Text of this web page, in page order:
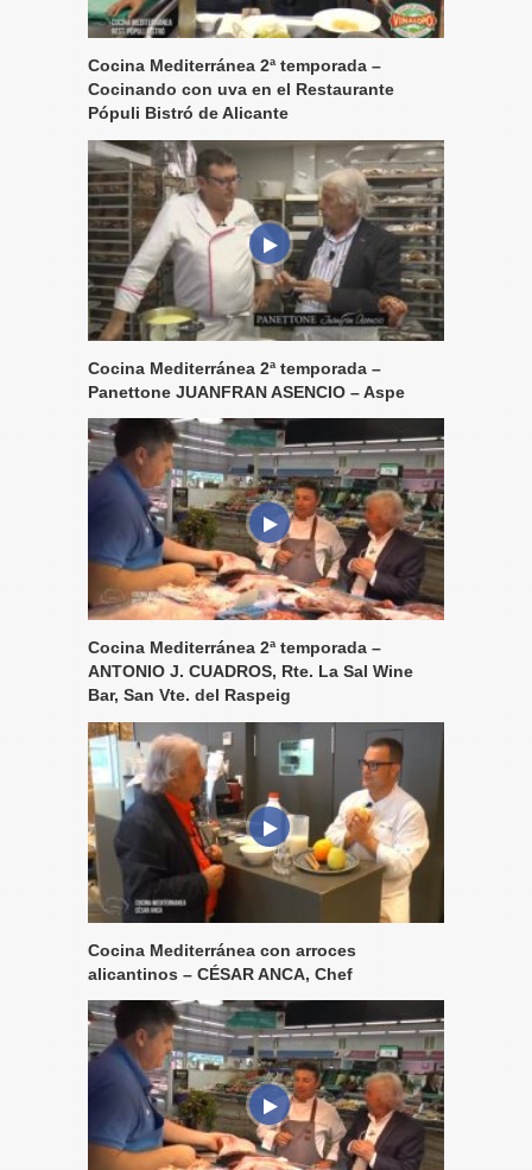
Cocina Mediterránea 2ª temporada –
Cocinando con uva en el Restaurante
Pópuli Bistró de Alicante
Cocina Mediterránea 2ª temporada –
Panettone JUANFRAN ASENCIO – Aspe
Cocina Mediterránea 2ª temporada –
ANTONIO J. CUADROS, Rte. La Sal Wine
Bar, San Vte. del Raspeig
Cocina Mediterránea con arroces
alicantinos – CÉSAR ANCA, Chef